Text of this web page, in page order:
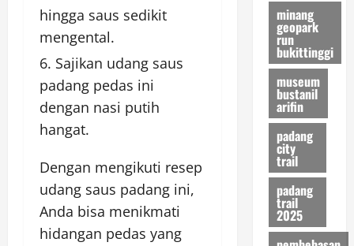
hingga saus sedikit
mengental.
Sajikan udang saus
padang pedas ini
dengan nasi putih
hangat.
Dengan mengikuti resep
udang saus padang ini,
Anda bisa menikmati
hidangan pedas yang
minang
geopark
run
bukittinggi
museum
bustanil
arifin
padang
city
trail
padang
trail
2025